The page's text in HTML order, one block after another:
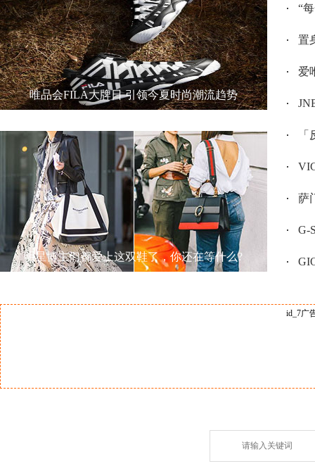
唯品会FILA大牌日 引领今夏时尚潮流趋势
明星博主们都爱上这双鞋了，你还在等什么?
“每
置
爱
「
萨
G-
id_7广